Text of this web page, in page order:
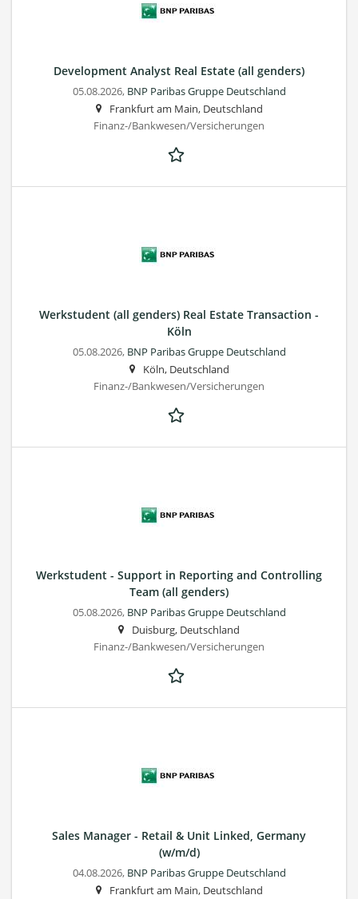
Development Analyst Real Estate (all genders)
05.08.2026, BNP Paribas Gruppe Deutschland
Frankfurt am Main, Deutschland
Finanz-/Bankwesen/Versicherungen
Werkstudent (all genders) Real Estate Transaction -
Köln
05.08.2026, BNP Paribas Gruppe Deutschland
Köln, Deutschland
Finanz-/Bankwesen/Versicherungen
Werkstudent - Support in Reporting and Controlling
Team (all genders)
05.08.2026, BNP Paribas Gruppe Deutschland
Duisburg, Deutschland
Finanz-/Bankwesen/Versicherungen
Sales Manager - Retail & Unit Linked, Germany
(w/m/d)
04.08.2026, BNP Paribas Gruppe Deutschland
Frankfurt am Main, Deutschland